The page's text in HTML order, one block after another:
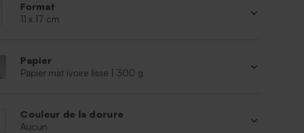
Format
11 x 17 cm
Papier
Papier mat ivoire lisse | 300 g
Couleur de la dorure
Aucun